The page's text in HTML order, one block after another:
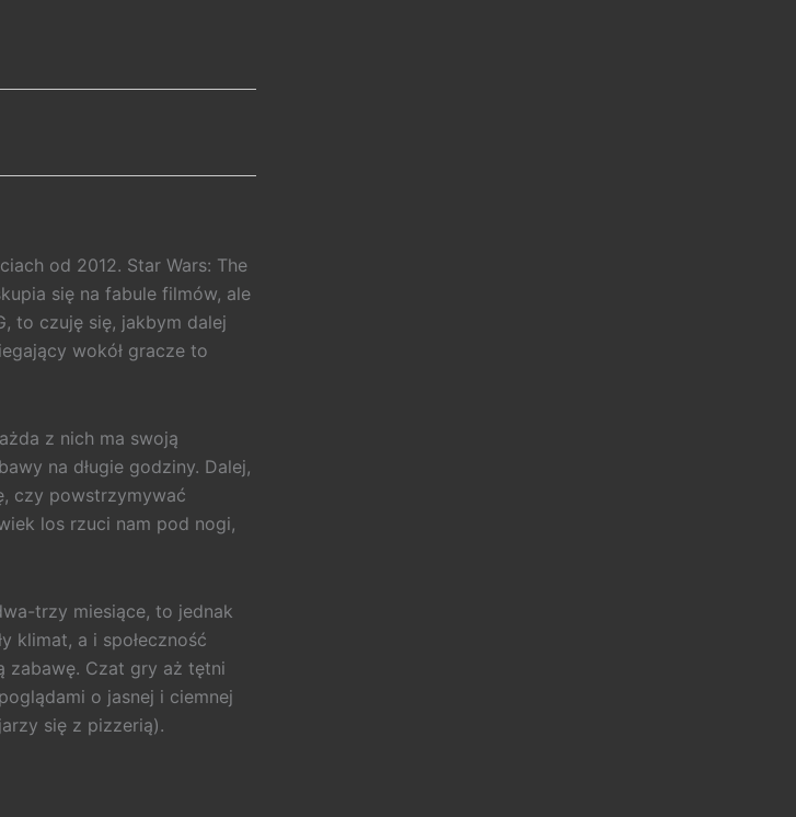
od 2012. Star Wars: The
się na fabule filmów, ale
to czuję się, jakbym dalej
wokół gracze to
z nich ma swoją
na długie godziny. Dalej,
czy powstrzymywać
los rzuci nam pod nogi,
trzy miesiące, to jednak
klimat, a i społeczność
zabawę. Czat gry aż tętni
o jasnej i ciemnej
się z pizzerią).